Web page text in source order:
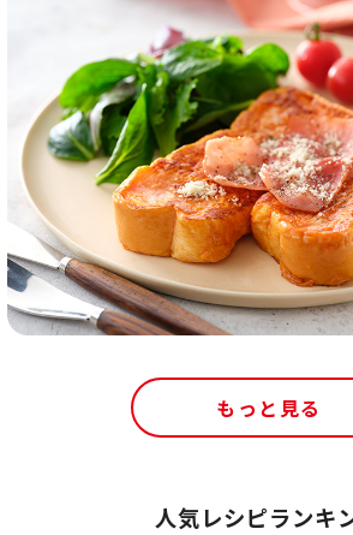
もっと見る
人気レシピランキ